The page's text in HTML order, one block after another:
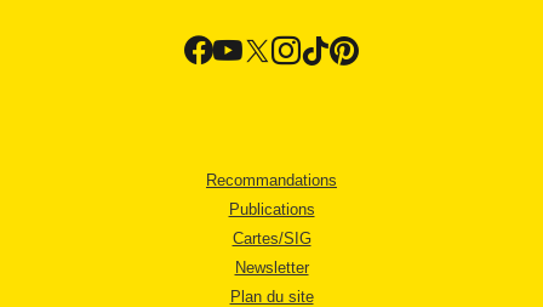
Recommandations
Publications
Cartes/SIG
Newsletter
Plan du site